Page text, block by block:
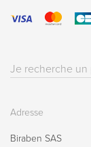
Résultat(s)
Adresse
Biraben SAS